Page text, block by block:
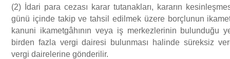
(2) İdari para cezası karar tutanakları, kararın
günü içinde takip ve tahsil edilmek üzere borçlunun
kanuni ikametgâhının veya iş merkezlerinin bulunduğu
birden fazla vergi dairesi bulunması halinde süreksiz
vergi dairelerine gönderilir.